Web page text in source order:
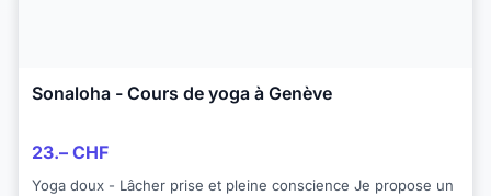
Sonaloha - Cours de yoga à Genève
23.– CHF
Yoga doux - Lâcher prise et pleine conscience Je propose un